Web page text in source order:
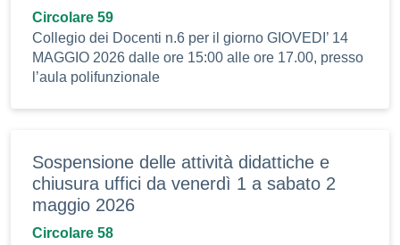
Circolare 59
Collegio dei Docenti n.6 per il giorno GIOVEDI’ 14
MAGGIO 2026 dalle ore 15:00 alle ore 17.00, presso
l’aula polifunzionale
Sospensione delle attività didattiche e
chiusura uffici da venerdì 1 a sabato 2
maggio 2026
Circolare 58